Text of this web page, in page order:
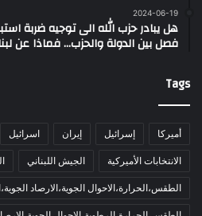
2024-06-19
هل يبادر حزب الله الى توجيه ضربة
فصل بين الدولة والحزب… فماذا عن
Tags
أميركا إسرائيل إيران اسرائيل
الانتخابات الأميركية الجيش اللبناني
الطقس،الحرارة،الاحوال الجوية،الارصاد